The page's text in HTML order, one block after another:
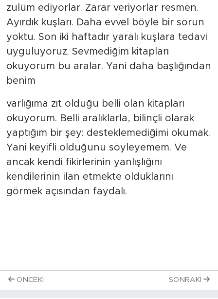
zulüm ediyorlar. Zarar veriyorlar resmen.
Ayırdık kuşları. Daha evvel böyle bir sorun
yoktu. Son iki haftadır yaralı kuşlara tedavi
uyguluyoruz. Sevmediğim kitapları
okuyorum bu aralar. Yani daha başlığından
benim
varlığıma zıt olduğu belli olan kitapları
okuyorum. Belli aralıklarla, bilinçli olarak
yaptığım bir şey: desteklemediğimi okumak.
Yani keyifli olduğunu söyleyemem. Ve
ancak kendi fikirlerinin yanlışlığını
kendilerinin ilan etmekte olduklarını
görmek açısından faydalı.
ÖNCEKI SONRAKI